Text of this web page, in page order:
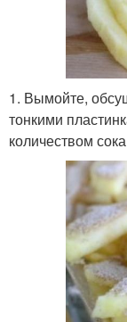
1. Вымойте,
тонкими
количеством